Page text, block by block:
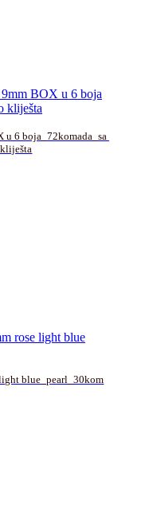
6 boja_72komada_sa
blue_pearl_30kom